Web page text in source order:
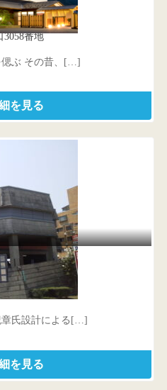
紅
番地
偲ぶ その昔、[…]
を見る
章氏設計による[…]
を見る